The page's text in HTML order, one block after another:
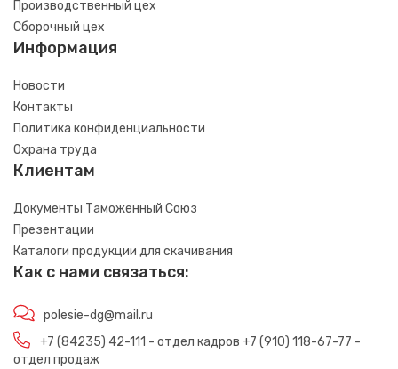
Производственный цех
Сборочный цех
Информация
Новости
Контакты
Политика конфиденциальности
Охрана труда
Клиентам
Документы Таможенный Союз
Презентации
Каталоги продукции для скачивания
Как с нами связаться:
polesie-dg@mail.ru
+7 (84235) 42-111 - отдел кадров +7 (910) 118-67-77 -
отдел продаж